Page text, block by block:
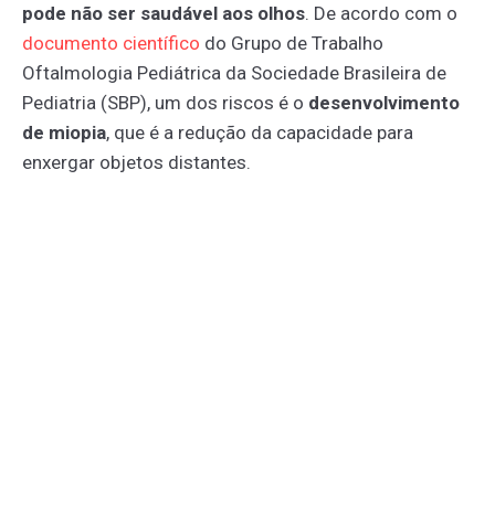
pode não ser saudável aos olhos. De acordo com o
documento científico do Grupo de Trabalho
Oftalmologia Pediátrica da Sociedade Brasileira de
Pediatria (SBP), um dos riscos é o desenvolvimento
de miopia, que é a redução da capacidade para
enxergar objetos distantes.